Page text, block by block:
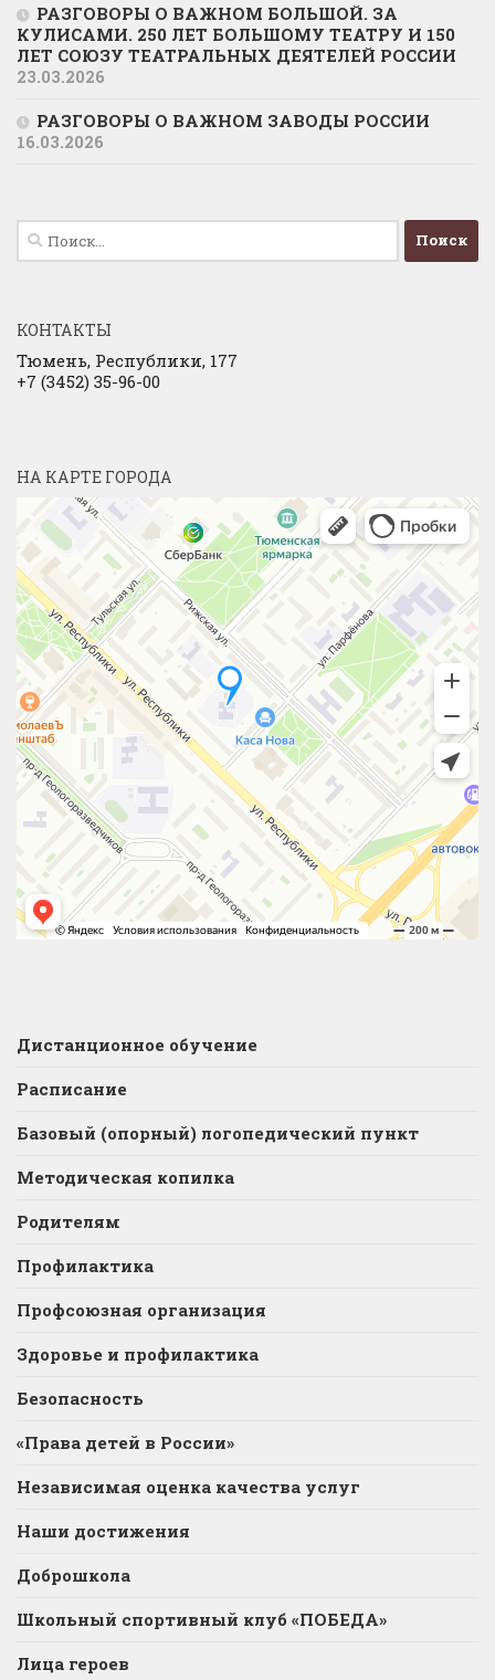
РАЗГОВОРЫ О ВАЖНОМ БОЛЬШОЙ. ЗА
КУЛИСАМИ. 250 ЛЕТ БОЛЬШОМУ ТЕАТРУ И 150
ЛЕТ СОЮЗУ ТЕАТРАЛЬНЫХ ДЕЯТЕЛЕЙ РОССИИ
23.03.2026
РАЗГОВОРЫ О ВАЖНОМ ЗАВОДЫ РОССИИ
16.03.2026
Найти:
КОНТАКТЫ
Тюмень, Республики, 177
+7 (3452) 35-96-00
НА КАРТЕ ГОРОДА
Дистанционное обучение
Расписание
Базовый (опорный) логопедический пункт
Методическая копилка
Родителям
Профилактика
Профсоюзная организация
Здоровье и профилактика
Безопасность
«Права детей в России»
Независимая оценка качества услуг
Наши достижения
Доброшкола
Школьный спортивный клуб «ПОБЕДА»
Лица героев